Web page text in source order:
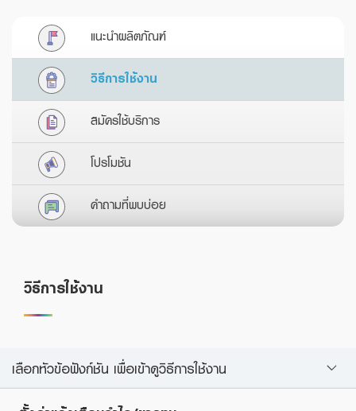
สินเชื่อแฟคเตอริ่ง
หนังสือค้ำประกัน
แนะนำ
แนะนำผลิตภัณฑ์
วิธีการใช้งาน
สมัครใช้บริการ
โปรโมชัน
คำถามที่พบบ่อย
วิธีการใช้งาน
เลือกหัวข้อฟังก์ชัน เพื่อเข้าดูวิธีการใช้งาน